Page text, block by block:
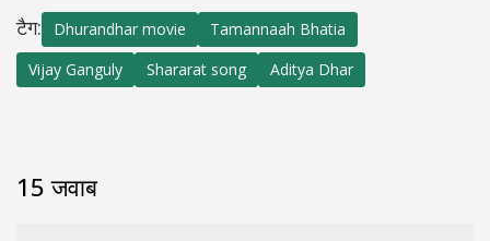
टैग: Dhurandhar movie
Tamannaah Bhatia
Vijay Ganguly
Shararat song Aditya Dhar
15 जवाब